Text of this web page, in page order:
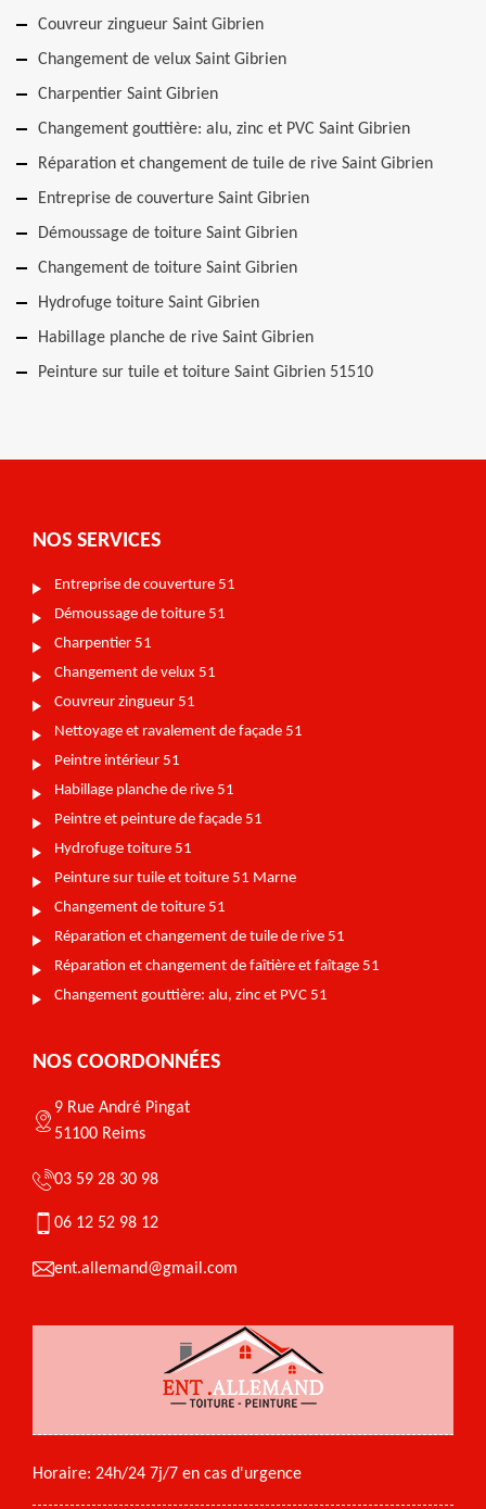
Couvreur zingueur Saint Gibrien
Changement de velux Saint Gibrien
Charpentier Saint Gibrien
Changement gouttière: alu, zinc et PVC Saint Gibrien
Réparation et changement de tuile de rive Saint Gibrien
Entreprise de couverture Saint Gibrien
Démoussage de toiture Saint Gibrien
Changement de toiture Saint Gibrien
Hydrofuge toiture Saint Gibrien
Habillage planche de rive Saint Gibrien
Peinture sur tuile et toiture Saint Gibrien 51510
NOS SERVICES
Entreprise de couverture 51
Démoussage de toiture 51
Charpentier 51
Changement de velux 51
Couvreur zingueur 51
Nettoyage et ravalement de façade 51
Peintre intérieur 51
Habillage planche de rive 51
Peintre et peinture de façade 51
Hydrofuge toiture 51
Peinture sur tuile et toiture 51 Marne
Changement de toiture 51
Réparation et changement de tuile de rive 51
Réparation et changement de faîtière et faîtage 51
Changement gouttière: alu, zinc et PVC 51
NOS COORDONNÉES
9 Rue André Pingat
51100 Reims
03 59 28 30 98
06 12 52 98 12
ent.allemand@gmail.com
Horaire: 24h/24 7j/7 en cas d'urgence